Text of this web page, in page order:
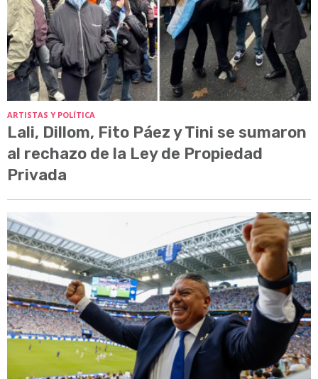
ARTISTAS Y POLÍTICA
Lali, Dillom, Fito Páez y Tini se sumaron
al rechazo de la Ley de Propiedad
Privada